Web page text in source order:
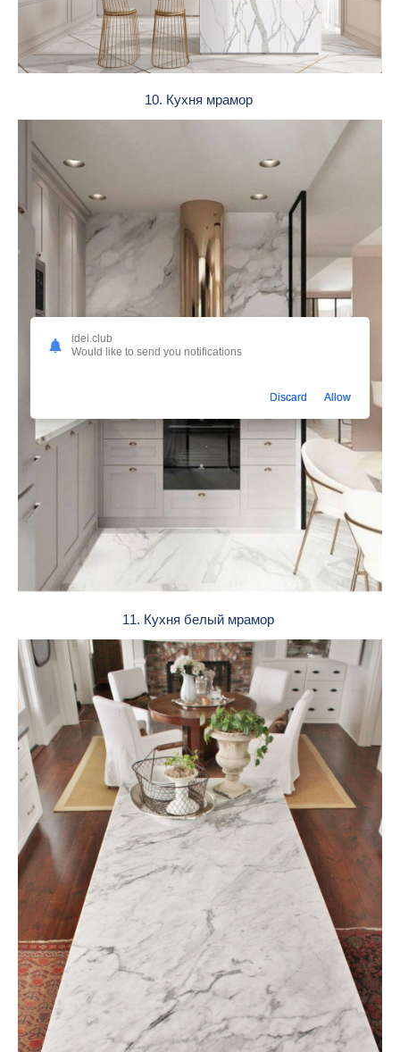
10. Кухня мрамор
11. Кухня белый мрамор
idei.club
Would like to send you notifications
Discard Allow